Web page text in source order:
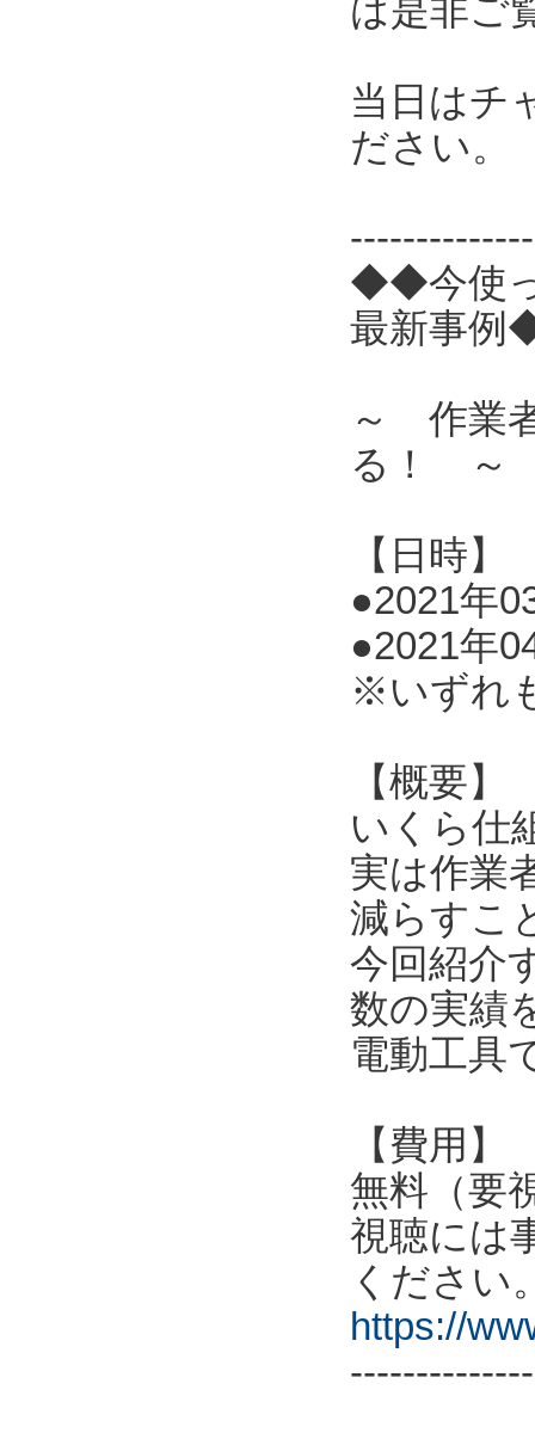
は是非ご
当日はチ
ださい。
◆◆今使っ
最新事
～ 作業
る！ ～
【日時】
●2021年
●2021年
※いずれ
【概要】
いくら仕
実は作業
減らすこ
今回紹介
数の実績
電動工具
【費用】
無料（要
視聴には
ください
https://